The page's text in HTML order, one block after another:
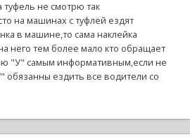
не смотрю так
на машинах с туфлей ездят
в машине,то сама наклейка
него тем более мало кто обращает
"У" самым информативным,если не
ездить все водители со